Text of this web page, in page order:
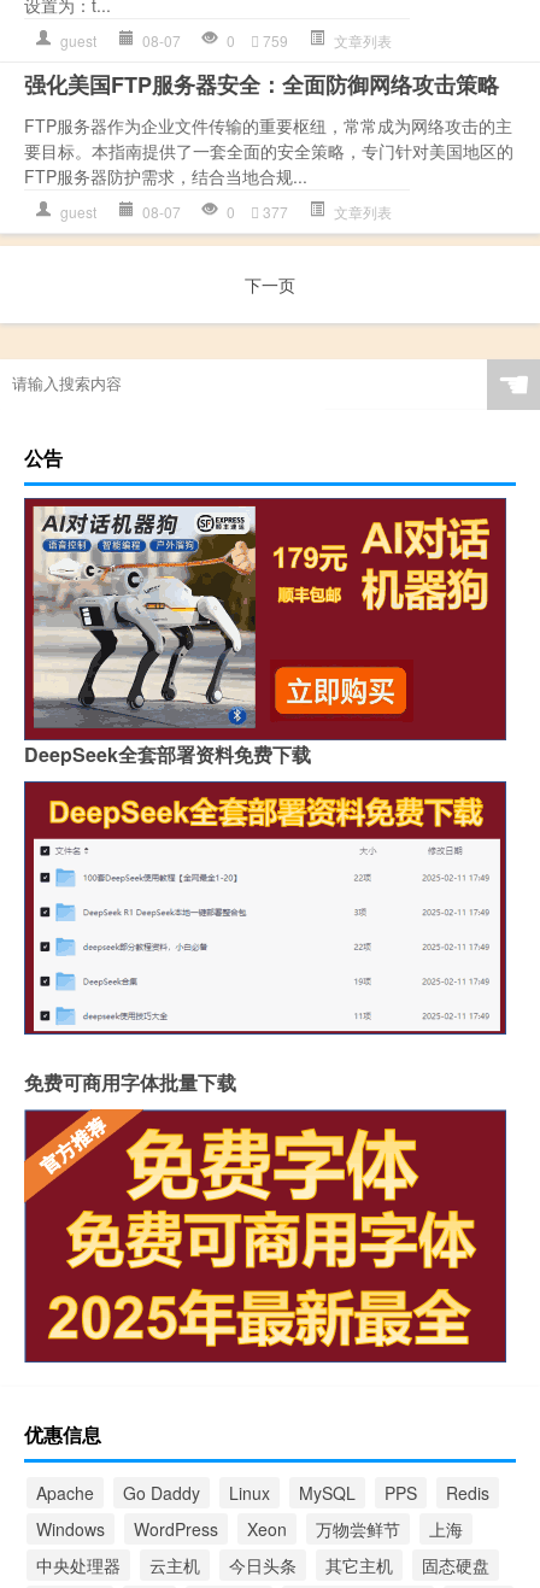
设置为：t...
guest 08-07 0 759 文章列表
强化美国FTP服务器安全：全面防御网络攻击策略
FTP服务器作为企业文件传输的重要枢纽，常常成为网络攻击的主
要目标。本指南提供了一套全面的安全策略，专门针对美国地区的
FTP服务器防护需求，结合当地合规...
guest 08-07 0 377 文章列表
下一页
☚
公告
DeepSeek全套部署资料免费下载
免费可商用字体批量下载
优惠信息
Apache Go Daddy Linux MySQL PPS
Redis
Windows
WordPress Xeon 万物尝鲜节
上海
中央处理器
云主机 今日头条 其它主机
固态硬盘